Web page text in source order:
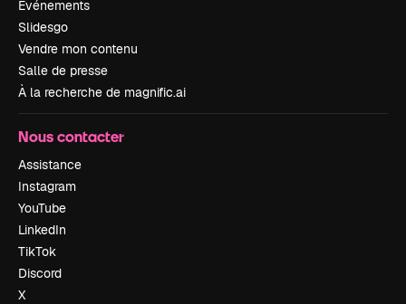
Événements
Slidesgo
Vendre mon contenu
Salle de presse
À la recherche de magnific.ai
Nous contacter
Assistance
Instagram
YouTube
LinkedIn
TikTok
Discord
X